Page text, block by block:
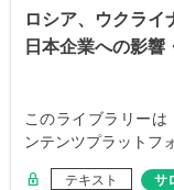
ロシア、ウクライ
日本企業への影響
このライブラリーは
ンテンツプラットフ
テキスト サ